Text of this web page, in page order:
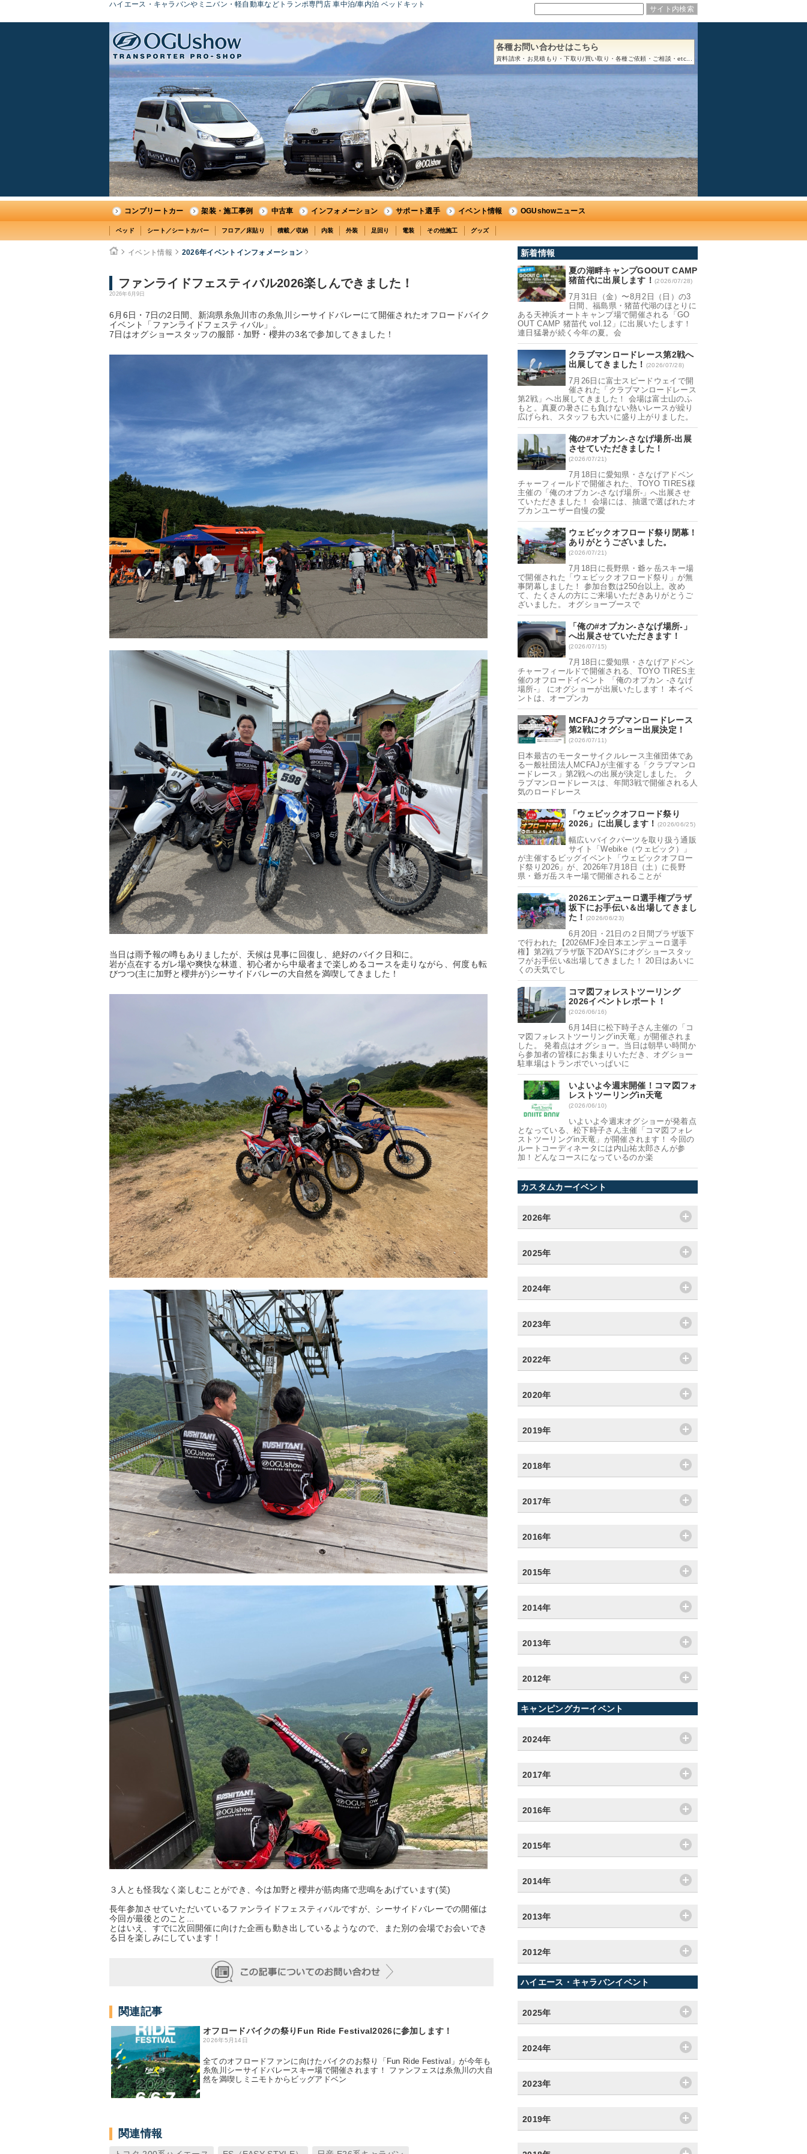
ハイエース・キャラバンやミニバン・軽自動車などトランポ専門店 車中泊/車内泊 ベッドキット
各種お問い合わせはこちら
資料請求・お見積もり・下取り/買い取り・各種ご依頼・ご相談・etc...
コンプリートカー 架装・施工事例 中古車 インフォメーション サポート選手 イベント情報 OGUshowニュース
ベッド シート／シートカバー フロア／床貼り 積載／収納 内装 外装 足回り 電装 その他施工 グッズ
イベント情報 2026年イベントインフォメーション
ファンライドフェスティバル2026楽しんできました！
2026年6月9日
6月6日・7日の2日間、新潟県糸魚川市の糸魚川シーサイドバレーにて開催されたオフロードバイク
イベント「ファンライドフェスティバル」。
7日はオグショースタッフの服部・加野・櫻井の3名で参加してきました！
当日は雨予報の噂もありましたが、天候は見事に回復し、絶好のバイク日和に。
岩が点在するガレ場や爽快な林道、初心者から中級者まで楽しめるコースを走りながら、何度も転
びつつ(主に加野と櫻井が)シーサイドバレーの大自然を満喫してきました！
３人とも怪我なく楽しむことができ、今は加野と櫻井が筋肉痛で悲鳴をあげています(笑)
長年参加させていただいているファンライドフェスティバルですが、シーサイドバレーでの開催は
今回が最後とのこと...
とはいえ、すでに次回開催に向けた企画も動き出しているようなので、また別の会場でお会いでき
る日を楽しみにしています！
関連記事
オフロードバイクの祭りFun Ride Festival2026に参加します！
2026年5月14日
全てのオフロードファンに向けたバイクのお祭り「Fun Ride Festival」が今年も
糸魚川シーサイドバレースキー場で開催されます！ ファンフェスは糸魚川の大自
然を満喫しミニモトからビッグアドベン
関連情報
新着情報
夏の湖畔キャンプGOOUT CAMP
猪苗代に出展します！ (2026/07/28)
7月31日（金）〜8月2日（日）の3
日間、福島県・猪苗代湖のほとりに
ある天神浜オートキャンプ場で開催される「GO
OUT CAMP 猪苗代 vol.12」に出展いたします！
連日猛暑が続く今年の夏。会
クラブマンロードレース第2戦へ
出展してきました！ (2026/07/28)
7月26日に富士スピードウェイで開
催された「クラブマンロードレース
第2戦」へ出展してきました！ 会場は富士山のふ
もと。真夏の暑さにも負けない熱いレースが繰り
広げられ、スタッフも大いに盛り上がりました。
俺の#オプカン-さなげ場所-出展
させていただきました！
(2026/07/21)
7月18日に愛知県・さなげアドベン
チャーフィールドで開催された、TOYO TIRES様
主催の「俺のオプカン-さなげ場所-」へ出展させ
ていただきました！ 会場には、抽選で選ばれたオ
プカンユーザー自慢の愛
ウェビックオフロード祭り閉幕！
ありがとうございました。
(2026/07/21)
7月18日に長野県・爺ヶ岳スキー場
で開催された「ウェビックオフロード祭り」が無
事閉幕しました！ 参加台数は250台以上。改め
て、たくさんの方にご来場いただきありがとうご
ざいました。 オグショーブースで
「俺の#オプカン-さなげ場所-」
へ出展させていただきます！
(2026/07/15)
7月18日に愛知県・さなげアドベン
チャーフィールドで開催される、TOYO TIRES主
催のオフロードイベント 「俺のオプカン -さなげ
場所-」 にオグショーが出展いたします！ 本イベ
ントは、オープンカ
MCFAJクラブマンロードレース
第2戦にオグショー出展決定！
(2026/07/11)
日本最古のモーターサイクルレース主催団体であ
る一般社団法人MCFAJが主催する「クラブマンロ
ードレース」第2戦への出展が決定しました。 ク
ラブマンロードレースは、年間3戦で開催される人
気のロードレース
「ウェビックオフロード祭り
2026」に出展します！ (2026/06/25)
幅広いバイクパーツを取り扱う通販
サイト「Webike（ウェビック）」
が主催するビッグイベント「ウェビックオフロー
ド祭り2026」が、2026年7月18日（土）に長野
県・爺ガ岳スキー場で開催されることが
2026エンデューロ選手権プラザ
坂下にお手伝い＆出場してきまし
た！ (2026/06/23)
6月20日・21日の２日間プラザ坂下
で行われた【2026MFJ全日本エンデューロ選手
権】第2戦プラザ阪下2DAYSにオグショースタッ
フがお手伝い&出場してきました！ 20日はあいに
くの天気でし
コマ図フォレストツーリング
2026イベントレポート！
(2026/06/16)
6月14日に松下時子さん主催の「コ
マ図フォレストツーリングin天竜」が開催されま
した。 発着点はオグショー。当日は朝早い時間か
ら参加者の皆様にお集まりいただき、オグショー
駐車場はトランポでいっぱいに
いよいよ今週末開催！コマ図フォ
レストツーリングin天竜
(2026/06/10)
いよいよ今週末オグショーが発着点
となっている、松下時子さん主催「コマ図フォレ
ストツーリングin天竜」が開催されます！ 今回の
ルートコーディネータには内山祐太郎さんが参
加！どんなコースになっているのか楽
カスタムカーイベント
2026年
2025年
2024年
2023年
2022年
2020年
2019年
2018年
2017年
2016年
2015年
2014年
2013年
2012年
キャンピングカーイベント
2024年
2017年
2016年
2015年
2014年
2013年
2012年
ハイエース・キャラバンイベント
2025年
2024年
2023年
2019年